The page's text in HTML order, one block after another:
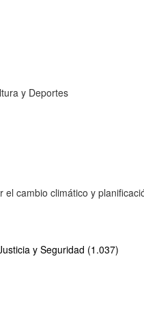
y Deportes
el cambio climático y
y Seguridad (1.037)